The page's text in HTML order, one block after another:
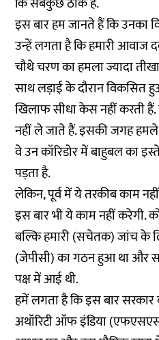
इस बार हम जानते हैं कि उनका
उन्हें लगता है कि हमारी आवाज
चौथे चरण का हमला ज्यादा
साथ लड़ाई के दौरान विकसित
खिलाफ सीधा केस नहीं करती
नहीं ले जाते हैं. इसकी जगह
वे उन कॉरिडोर में बाहुबल का
पड़ता है.
लेकिन, पूर्व में ये तरकीब काम
इस बार भी ये काम नहीं करेगी.
बल्कि हमारी (सचेतक) जांच के
(जेपीसी) का गठन हुआ था और
पक्ष में आई थी.
हमें लगता है कि इस बार सरकार
अथॉरिटी ऑफ इंडिया